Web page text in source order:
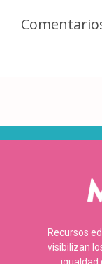
Recursos
visibilizan
igualdad